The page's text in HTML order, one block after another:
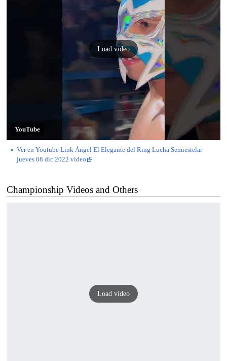
Load video
YouTube
Ver en Youtube Link Ángel El Elegante del Ring Lucha Semiestelar
jueves 08 dic 2022 video
Championship Videos and Others
Load video